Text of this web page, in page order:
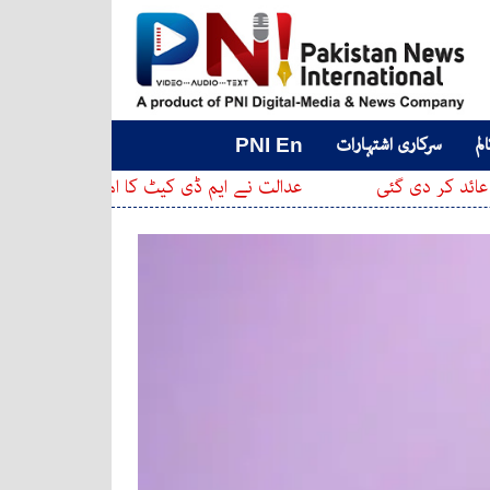
سرکاری اشتہارات PNI En
عدالت نے ایم ڈی کیٹ کا امتحان ملتوی کرنے کی گئی